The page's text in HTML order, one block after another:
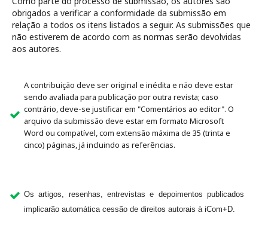
obrigados a verificar a conformidade da submissão em
relação a todos os itens listados a seguir. As submissões que
não estiverem de acordo com as normas serão devolvidas
aos autores.
A contribuição deve ser original e inédita e não deve estar
sendo avaliada para publicação por outra revista; caso
contrário, deve-se justificar em "Comentários ao editor". O
arquivo da submissão deve estar em formato Microsoft
Word ou compatível, com extensão máxima de 35 (trinta e
cinco) páginas, já incluindo as referências.
Os artigos, resenhas, entrevistas e depoimentos publicados
implicarão automática cessão de direitos autorais à iCom+D.